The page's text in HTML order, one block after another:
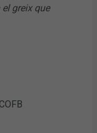
greix que